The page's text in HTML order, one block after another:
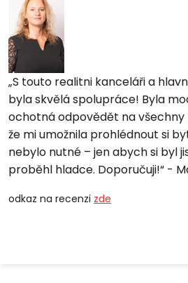
S touto realitni kanceláři a
byla skvělá spolupráce! Byla
ochotná odpovědět na všechny
že mi umožnila prohlédnout si
nebylo nutné – jen abych si byl
proběhl hladce. Doporučuji! -
odkaz na recenzi zde